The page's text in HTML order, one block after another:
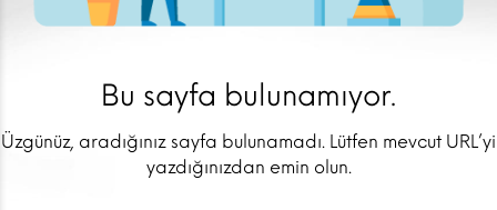
Bu sayfa bulunamıyor.
Üzgünüz, aradığınız sayfa bulunamadı. Lütfen mevcut URL’yi
yazdığınızdan emin olun.